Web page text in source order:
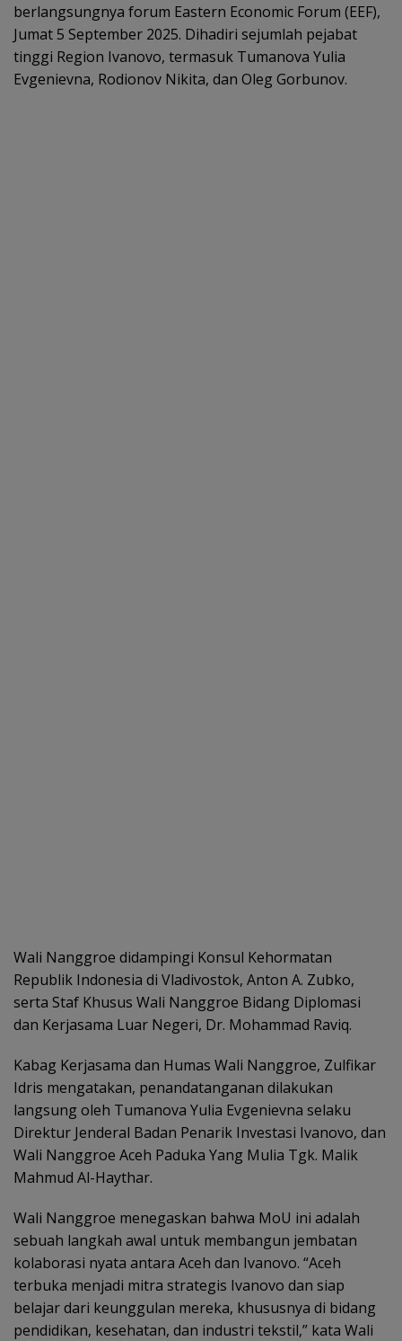
berlangsungnya forum Eastern Economic Forum (EEF),
Jumat 5 September 2025. Dihadiri sejumlah pejabat
tinggi Region Ivanovo, termasuk Tumanova Yulia
Evgenievna, Rodionov Nikita, dan Oleg Gorbunov.
Wali Nanggroe didampingi Konsul Kehormatan
Republik Indonesia di Vladivostok, Anton A. Zubko,
serta Staf Khusus Wali Nanggroe Bidang Diplomasi
dan Kerjasama Luar Negeri, Dr. Mohammad Raviq.
Kabag Kerjasama dan Humas Wali Nanggroe, Zulfikar
Idris mengatakan, penandatanganan dilakukan
langsung oleh Tumanova Yulia Evgenievna selaku
Direktur Jenderal Badan Penarik Investasi Ivanovo, dan
Wali Nanggroe Aceh Paduka Yang Mulia Tgk. Malik
Mahmud Al-Haythar.
Wali Nanggroe menegaskan bahwa MoU ini adalah
sebuah langkah awal untuk membangun jembatan
kolaborasi nyata antara Aceh dan Ivanovo. “Aceh
terbuka menjadi mitra strategis Ivanovo dan siap
belajar dari keunggulan mereka, khususnya di bidang
pendidikan, kesehatan, dan industri tekstil,” kata Wali